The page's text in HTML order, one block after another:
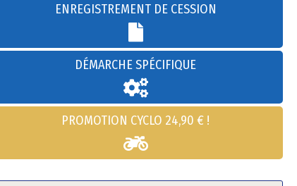
ENREGISTREMENT DE CESSION
DÉMARCHE SPÉCIFIQUE
PROMOTION CYCLO 24,90 € !